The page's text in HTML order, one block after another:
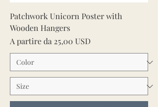
Patchwork Unicorn Poster with
Wooden Hangers
A partire da 25,00 USD
Prezzo scontato